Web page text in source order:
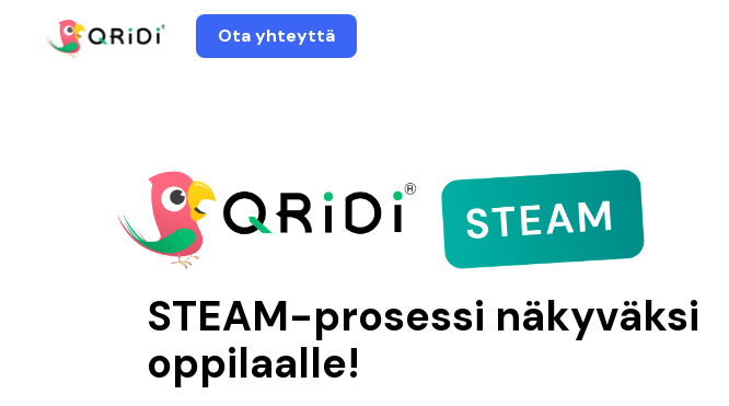
Ota yhteyttä
STEAM-prosessi näkyväksi
oppilaalle!